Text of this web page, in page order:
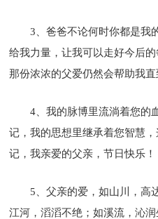
3、爸爸不论何时你都是我
给我力量，让我可以走好今后
那份浓浓的父爱仍然会帮助我直
4、我的脉博里流淌着您的
记，我的思想里继承着您智慧
记，我亲爱的父亲，节日快乐！
5、父亲的爱，如山川，高
江河，滔滔不绝；如溪流，沁